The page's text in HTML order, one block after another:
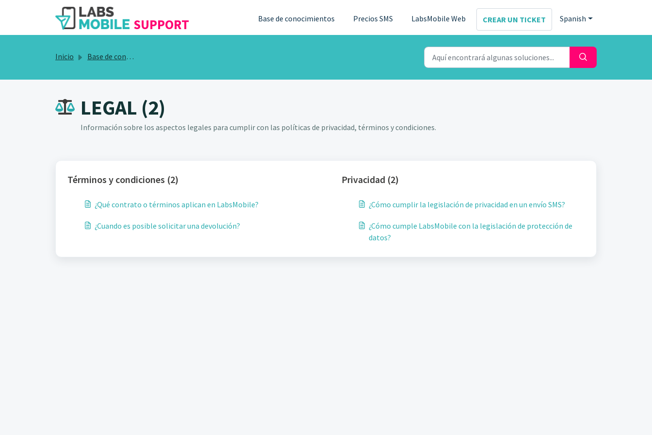
SALTAR AL CONTENIDO PRINCIPAL
SUPPORT Base de conocimientos Precios SMS LabsMobile Web CREAR UN TICKET Spanish
Inicio Base de conocimientos
LEGAL (2)
Información sobre los aspectos legales para cumplir con las políticas de privacidad, términos y condiciones.
Términos y condiciones (2)
¿Qué contrato o términos aplican en LabsMobile?
¿Cuando es posible solicitar una devolución?
Privacidad (2)
¿Cómo cumplir la legislación de privacidad en un envío SMS?
¿Cómo cumple LabsMobile con la legislación de protección de
datos?